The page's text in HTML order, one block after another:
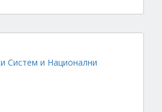
Систем и Национални